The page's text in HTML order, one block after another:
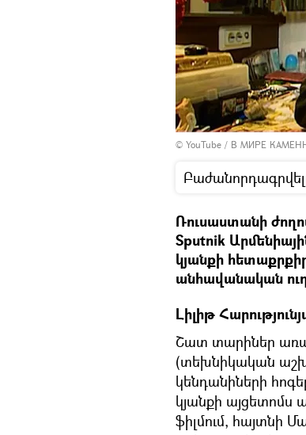
© YouTube / В МИРЕ
Բաժանորդագրվել
Ռուսաստանի
Sputnik
կյանքի
անհավանական
Լիլիթ
Շատ տարիներ
(տեխնիկական
կենդանիների
կյանքի այցետոմս
ֆիլմում, հայտնի